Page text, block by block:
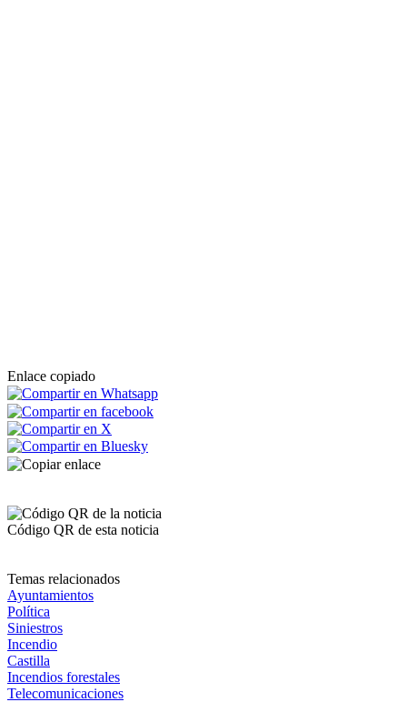
Enlace copiado
Código QR de esta noticia
Temas relacionados
Ayuntamientos
Política
Siniestros
Incendio
Castilla
Incendios forestales
Telecomunicaciones